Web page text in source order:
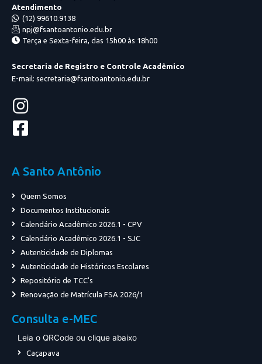
Atendimento
(12) 99610.9138
npj@fsantoantonio.edu.br
Terça e Sexta-feira, das 15h00 às 18h00
Secretaria de Registro e Controle Acadêmico
E-mail: secretaria@fsantoantonio.edu.br
A Santo Antônio
Quem Somos
Documentos Institucionais
Calendário Acadêmico 2026.1 - CPV
Calendário Acadêmico 2026.1 - SJC
Autenticidade de Diplomas
Autenticidade de Históricos Escolares
Repositório de TCC's
Renovação de Matrícula FSA 2026/1
Consulta e-MEC
Leia o QRCode ou clique abaixo
Caçapava